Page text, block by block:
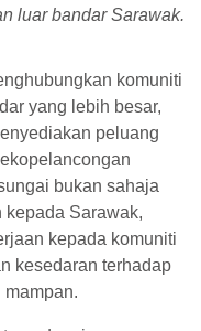
luar bandar Sarawak.
komuniti
yang lebih besar,
peluang
bukan sahaja
kepada Sarawak,
kepada komuniti
kesedaran terhadap